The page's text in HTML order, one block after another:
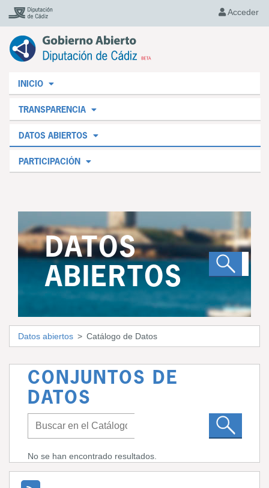
Acceder
INICIO
TRANSPARENCIA
DATOS ABIERTOS
PARTICIPACIÓN
DATOS
ABIERTOS
Datos abiertos Catálogo de Datos
CONJUNTOS DE
DATOS
No se han encontrado resultados.